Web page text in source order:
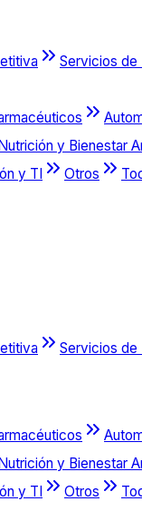
Servicios de
y Bienestar
y TI Otros
Servicios de
y Bienestar
y TI Otros